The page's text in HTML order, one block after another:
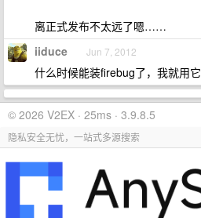
离正式发布不太远了嗯……
iiduce Jun 7, 2012
什么时候能装firebug了，我就用它
© 2026 V2EX · 25ms · 3.9.8.5
隐私安全无忧，一站式多源搜索